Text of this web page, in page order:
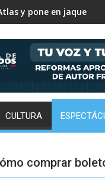
Pumas y decreta su
y pone en jaque su
CULTURA
comprar